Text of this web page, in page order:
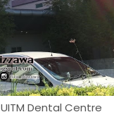
UITM Dental Centre